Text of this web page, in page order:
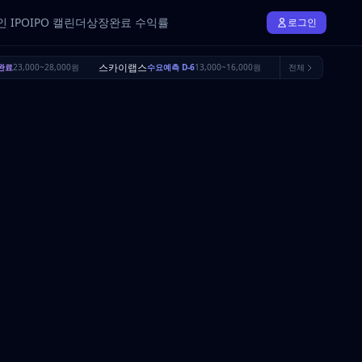
IPOIPO 캘린더상장완료 수익률 로그인
23,000~28,000원 스카이랩스수요예측 D-613,000~16,000원 브릴스 수요예측 D-23
전체